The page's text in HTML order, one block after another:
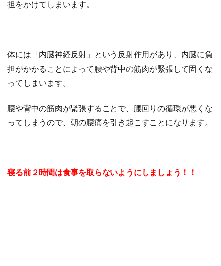
担をかけてしまいます。
体には「内臓神経反射」という反射作用があり、内臓に負
担がかかることによって腰や背中の筋肉が緊張して固くな
ってしまいます。
腰や背中の筋肉が緊張することで、腰回りの循環が悪くな
ってしまうので、朝の腰痛を引き起こすことになります。
寝る前２時間は食事を取らないようにしましょう！！